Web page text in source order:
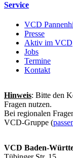
Service
VCD
Presse
Aktiv im VCD
Jobs
Termine
Kontakt
Hinweis: Bitte den
Fragen nutzen.
Bei regionalen
VCD-Gruppe (
VCD Baden-